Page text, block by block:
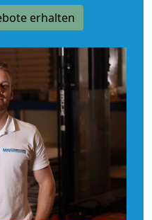
erhalten